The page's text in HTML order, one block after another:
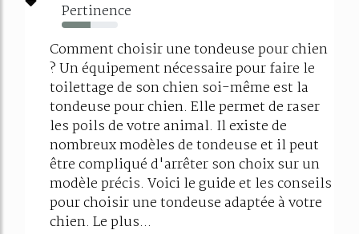
Pertinence
51%
Comment choisir une tondeuse pour chien
? Un équipement nécessaire pour faire le
toilettage de son chien soi-même est la
tondeuse pour chien. Elle permet de raser
les poils de votre animal. Il existe de
nombreux modèles de tondeuse et il peut
être compliqué d'arrêter son choix sur un
modèle précis. Voici le guide et les conseils
pour choisir une tondeuse adaptée à votre
chien. Le plus...